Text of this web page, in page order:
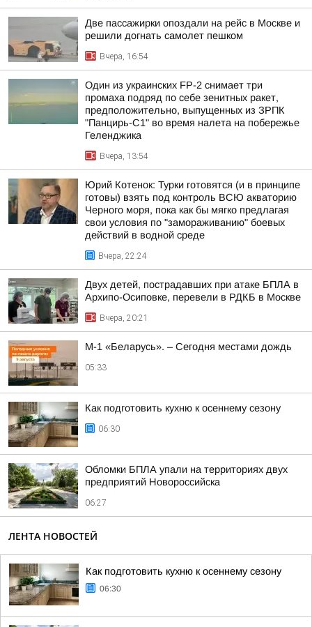
Две пассажирки опоздали на рейс в Москве и
решили догнать самолет пешком
Вчера, 16:54
Один из украинских FP-2 снимает три
промаха подряд по себе зенитных ракет,
предположительно, выпущенных из ЗРПК
"Панцирь-С1" во время налета на побережье
Геленджика
Вчера, 13:54
Юрий Котенок: Турки готовятся (и в принципе
готовы) взять под контроль ВСЮ акваторию
Черного моря, пока как бы мягко предлагая
свои условия по "замораживанию" боевых
действий в водной среде
Вчера, 22:24
Двух детей, пострадавших при атаке БПЛА в
Архипо-Осиповке, перевели в РДКБ в Москве
Вчера, 20:21
М-1 «Беларусь». – Сегодня местами дождь
05:33
Как подготовить кухню к осеннему сезону
06:30
Обломки БПЛА упали на территориях двух
предприятий Новороссийска
06:27
ЛЕНТА НОВОСТЕЙ
Как подготовить кухню к осеннему сезону
06:30